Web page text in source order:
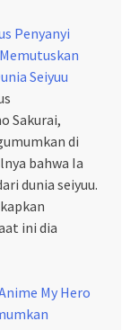
Penyanyi
Seiyuu
Sakurai,
di
bahwa Ia
dunia seiyuu.
ini dia
My Hero